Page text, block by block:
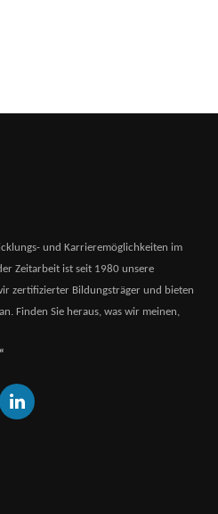
und Karrieremöglichkeiten im
Zeitarbeit ist seit 1980 unsere
zertifizierter Bildungsträger und bieten
Finden Sie heraus, was wir meinen,